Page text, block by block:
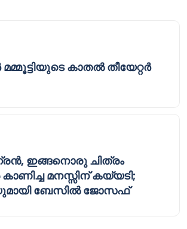
മമ്മൂട്ടിയുടെ കാതൽ തീയേറ്റർ
ഇങ്ങനൊരു ചിത്രം
മനസ്സിന് കയ്യടി;
ബേസിൽ ജോസഫ്